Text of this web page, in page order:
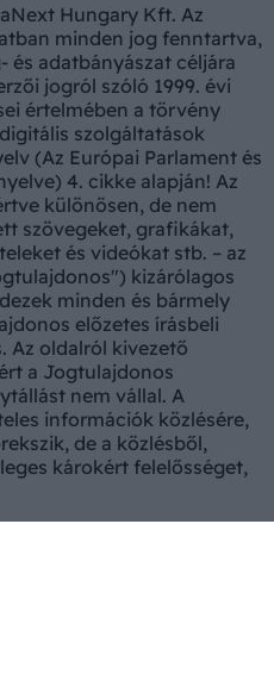
Hungary Kft. Az
minden jog fenntartva,
és adatbányászat céljára
jogról szóló 1999. évi
értelmében a törvény
szolgáltatások
(Az Európai Parlament és
4. cikke alapján! Az
különösen, de nem
szövegeket, grafikákat,
és videókat stb. – az
kizárólagos
minden és bármely
előzetes írásbeli
Az oldalról kivezető
a Jogtulajdonos
nem vállal. A
információk közlésére,
de a közlésből,
károkért felelősséget,